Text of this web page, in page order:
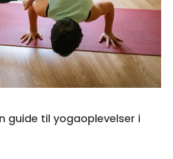
guide til yogaoplevelser i